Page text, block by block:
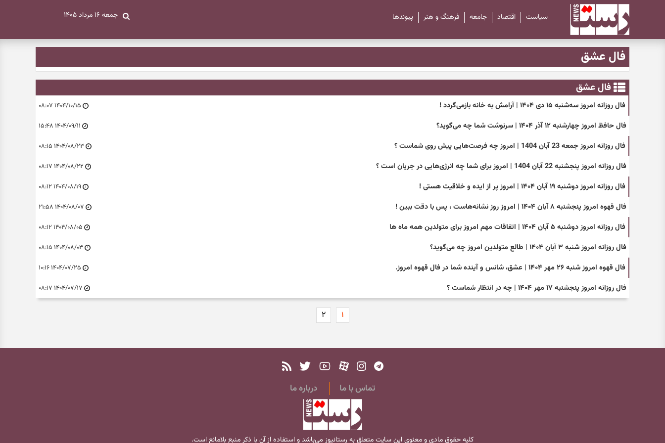
جمعه ۱۶ مرداد ۱۴۰۵ سیاست اقتصاد جامعه فرهنگ و هنر پیوند‌ها
فال عشق
فال عشق
فال روزانه امروز سه‌شنبه ۱۵ دی ۱۴۰۴ | آرامش به خانه بازمی‌گردد ! ۱۴۰۴/۱۰/۱۵ ۰۸:۰۷
فال حافظ امروز چهارشنبه ۱۲ آذر ۱۴۰۴ | سرنوشت شما چه می‌گوید؟ ۱۴۰۴/۰۹/۱۱ ۱۵:۴۸
فال روزانه امروز جمعه 23 آبان 1404 | امروز چه فرصت‌هایی پیش روی شماست ؟ ۱۴۰۴/۰۸/۲۳ ۰۸:۱۵
فال روزانه امروز پنجشنبه 22 آبان 1404 | امروز برای شما چه انرژی‌هایی در جریان است ؟ ۱۴۰۴/۰۸/۲۲ ۰۸:۱۷
فال روزانه امروز دوشنبه ۱۹ آبان ۱۴۰۴ | امروز پر از ایده و خلاقیت هستی ! ۱۴۰۴/۰۸/۱۹ ۰۸:۱۲
فال قهوه امروز پنجشنبه ۸ آبان ۱۴۰۴ | امروز روز نشانه‌هاست ، پس با دقت ببین ! ۱۴۰۴/۰۸/۰۷ ۲۱:۵۸
فال روزانه امروز دوشنبه ۵ آبان ۱۴۰۴ | اتفاقات مهم امروز برای متولدین همه ماه ها ۱۴۰۴/۰۸/۰۵ ۰۸:۱۲
فال روزانه امروز شنبه ۳ آبان ۱۴۰۴ | طالع متولدین امروز چه می‌گوید؟ ۱۴۰۴/۰۸/۰۳ ۰۸:۱۵
فال قهوه امروز شنبه ۲۶ مهر ۱۴۰۴ | عشق، شانس و آینده شما در فال قهوه امروز. ۱۴۰۴/۰۷/۲۵ ۱۰:۱۶
فال روزانه امروز پنجشنبه ۱۷ مهر ۱۴۰۴ | چه در انتظار شماست ؟ ۱۴۰۴/۰۷/۱۷ ۰۸:۱۷
۱ ۲
تماس با ما درباره ما
کلیه حقوق مادی و معنوی این سایت متعلق به رستانیوز می‌باشد و استفاده از آن با ذکر منبع بلامانع است.